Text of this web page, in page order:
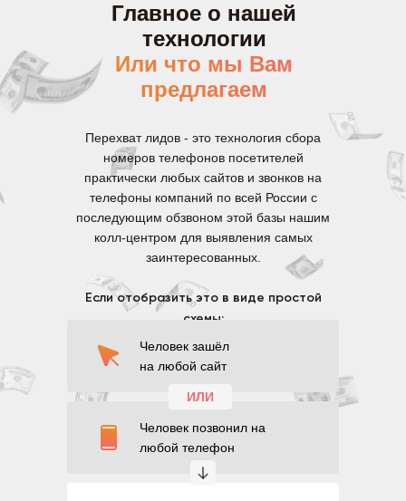
Главное о нашей
технологии
Или что мы Вам
предлагаем
Перехват лидов - это технология сбора
номеров телефонов посетителей
практически любых сайтов и звонков на
телефоны компаний по всей России с
последующим обзвоном этой базы нашим
колл-центром для выявления самых
заинтересованных.
Если отобразить это в виде простой
схемы:
Человек зашёл
на любой сайт
Человек позвонил на
любой телефон
ИЛИ